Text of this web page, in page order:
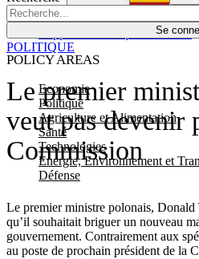
Se
POLICY AREAS
Economie
Politique
Agriculture et Alimentation
Santé
Technologies
Energie, Environnement et
Défense
Économie
Le premier
veut pas devenir
Commission
Le premier ministre polonais,
qu’il souhaitait briguer un nouveau
gouvernement. Contrairement aux
au poste de prochain président de la
POLITIQUE